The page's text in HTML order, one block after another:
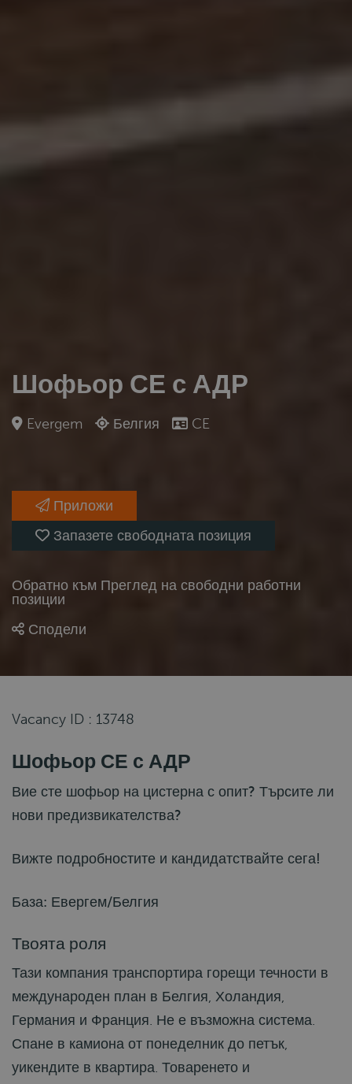
Шофьор СЕ с АДР
Evergem Белгия CE
Приложи
Запазете свободната позиция
Обратно към Преглед на свободни работни
позиции
Сподели
Vacancy ID : 13748
Шофьор СЕ с АДР
Вие сте шофьор на цистерна с опит? Търсите ли
нови предизвикателства?
Вижте подробностите и кандидатствайте сега!
База: Евергем/Белгия
Твоята роля
Тази компания транспортира горещи течности в
международен план в Белгия, Холандия,
Германия и Франция. Не е възможна система.
Спане в камиона от понеделник до петък,
уикендите в квартира. Товаренето и